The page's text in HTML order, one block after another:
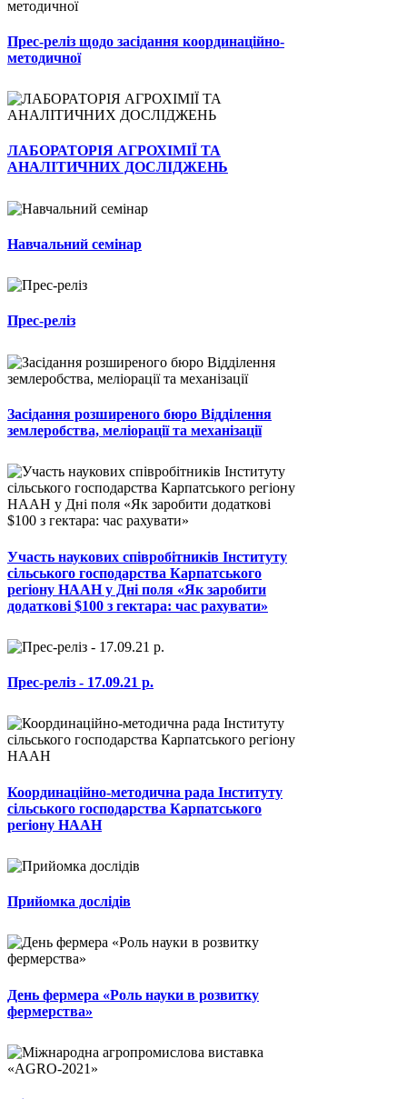
Прес-реліз щодо засідання координаційно-
методичної
ЛАБОРАТОРІЯ АГРОХІМІЇ ТА
АНАЛІТИЧНИХ ДОСЛІДЖЕНЬ
Навчальний семінар
Прес-реліз
Засідання розширеного бюро Відділення
землеробства, меліорації та механізації
Участь наукових співробітників Інституту
сільського господарства Карпатського
регіону НААН у Дні поля «Як заробити
додаткові $100 з гектара: час рахувати»
Прес-реліз - 17.09.21 р.
Координаційно-методична рада Інституту
сільського господарства Карпатського
регіону НААН
Прийомка дослідів
День фермера «Роль науки в розвитку
фермерства»